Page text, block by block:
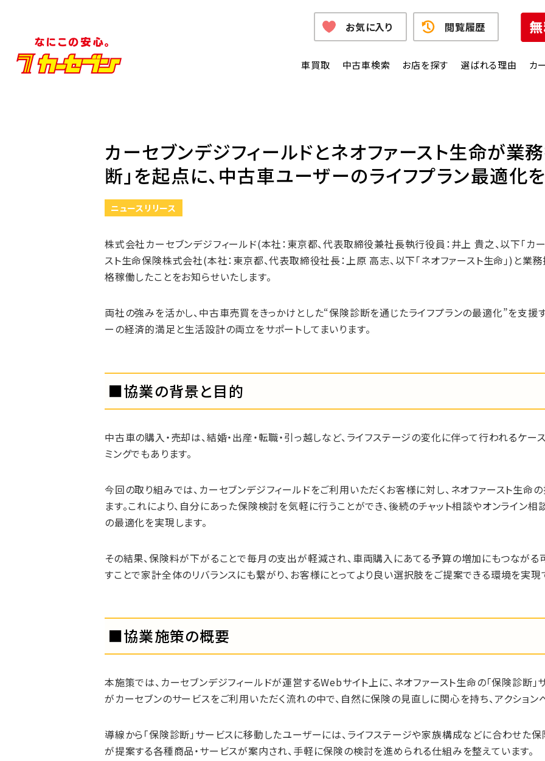
車買取 中古車検索 お店を探す 選ばれる理由 カ
お気に入り 閲覧履歴
カーセブンデジフィールドとネオファースト生命が
断」を起点に、中古車ユーザーのライフプラン最適化
ニュースリリース
株式会社カーセブンデジフィールド(本社：東京都、代表取締役兼社長執行役員：井上 貴之、以下「カー
スト生命保険株式会社(本社：東京都、代表取締役社長：上原 高志、以下「ネオファースト生命」)と
格稼働したことをお知らせいたします。
両社の強みを活かし、中古車売買をきっかけとした“保険診断を通じたライフプランの最適化”を支援
ーの経済的満足と生活設計の両立をサポートしてまいります。
■協業の背景と目的
中古車の購入・売却は、結婚・出産・転職・引っ越しなど、ライフステージの変化に伴って行われるケ
ミングでもあります。
今回の取り組みでは、カーセブンデジフィールドをご利用いただくお客様に対し、ネオファースト生命
ます。これにより、自分にあった保険検討を気軽に行うことができ、後続のチャット相談やオンライン
の最適化を実現します。
その結果、保険料が下がることで毎月の支出が軽減され、車両購入にあてる予算の増加にもつながる
すことで家計全体のリバランスにも繋がり、お客様にとってより良い選択肢をご提案できる環境を実現
■協業施策の概要
本施策では、カーセブンデジフィールドが運営するWebサイト上に、ネオファースト生命の「保険診断
がカーセブンのサービスをご利用いただく流れの中で、自然に保険の見直しに関心を持ち、アクション
導線から「保険診断」サービスに移動したユーザーには、ライフステージや家族構成などに合わせた保
が提案する各種商品・サービスが案内され、手軽に保険の検討を進められる仕組みを整えています。